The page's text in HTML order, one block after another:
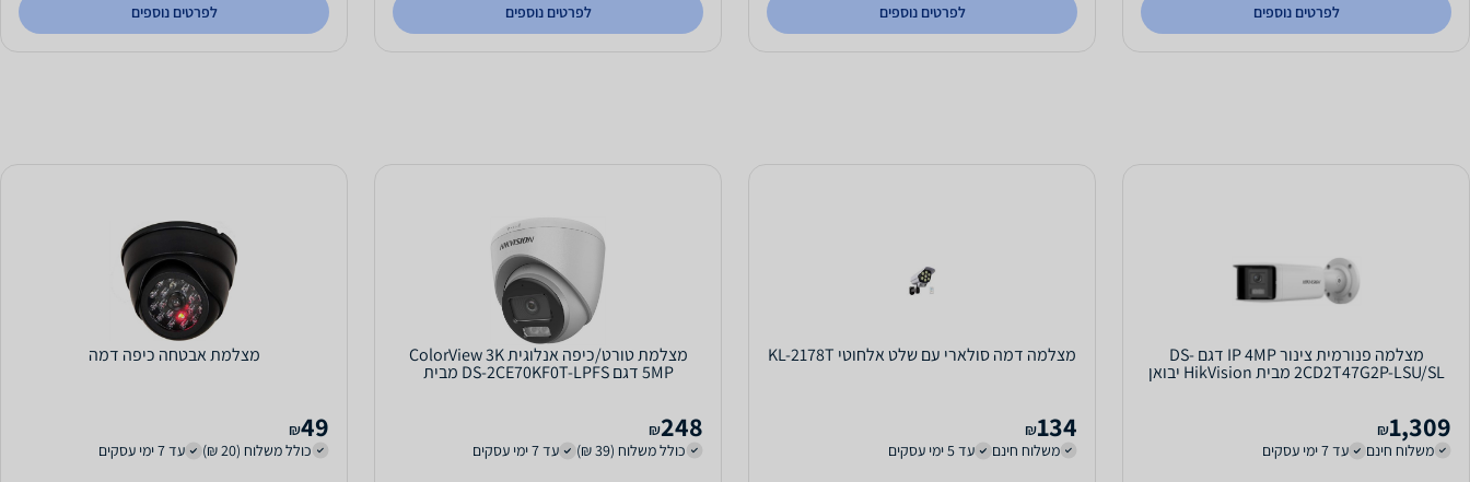
לפרטים נוספים
לפרטים נוספים
לפרטים נוספים
לפרטים נוספים
מצלמה פנורמית צינור IP 4MP דגם DS-
2CD2T47G2P-LSU/SL מבית HikVision יבואן
1,309
₪
משלוח חינם
עד 7 ימי עסקים
מצלמה דמה סולארי עם שלט אלחוטי KL-2178T
134
₪
משלוח חינם
עד 5 ימי עסקים
מצלמת טורט/כיפה אנלוגית ColorView 3K
5MP דגם DS-2CE70KF0T-LPFS מבית
248
₪
כולל משלוח (39 ₪)
עד 7 ימי עסקים
מצלמת אבטחה כיפה דמה
49
₪
כולל משלוח (20 ₪)
עד 7 ימי עסקים